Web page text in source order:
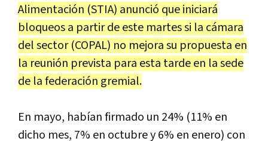
Alimentación (STIA) anunció que iniciará
bloqueos a partir de este martes si la cámara
del sector (COPAL) no mejora su propuesta en
la reunión prevista para esta tarde en la sede
de la federación gremial.
En mayo, habían firmado un 24% (11% en
dicho mes, 7% en octubre y 6% en enero) con